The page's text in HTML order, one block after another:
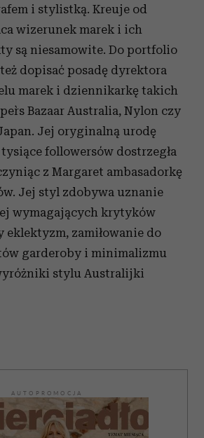
i stylistką. Kreuje od
wizerunek marek i ich
są niesamowite. Do portfolio
dopisać posadę dyrektora
marek i dziennikarkę takich
Bazaar Australia, Nylon czy
Jej oryginalną urodę
followersów dostrzegła
z Margaret ambasadorkę
Jej styl zdobywa uznanie
wymagających krytyków
eklektyzm, zamiłowanie do
garderoby i minimalizmu
stylu Australijki
AUTOPROMOCJA